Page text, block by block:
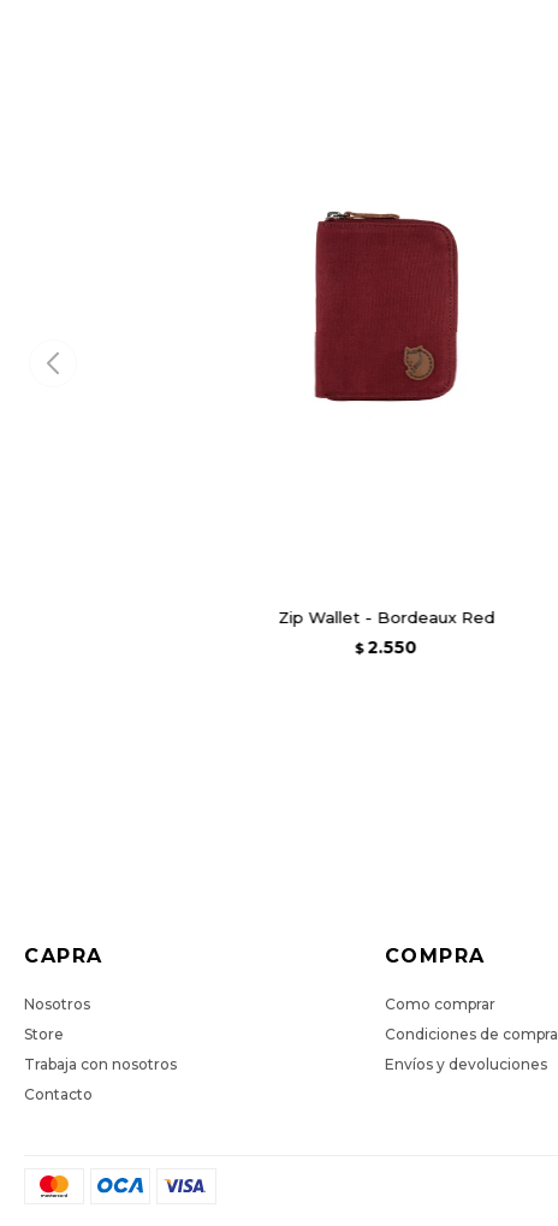
Zip Wallet - Bordeaux Red
$ 2.550
CAPRA
Nosotros
Store
Trabaja con nosotros
Contacto
COMPRA
Como comprar
Condiciones de compra
Envíos y devoluciones